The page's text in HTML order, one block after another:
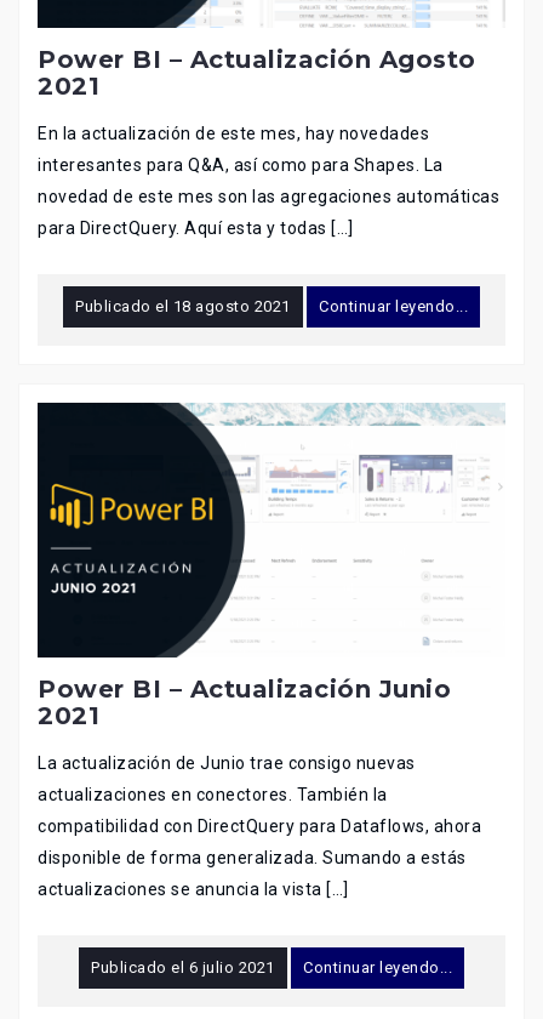
Power BI – Actualización Agosto
2021
En la actualización de este mes, hay novedades
interesantes para Q&A, así como para Shapes. La
novedad de este mes son las agregaciones automáticas
para DirectQuery. Aquí esta y todas […]
Publicado el 18 agosto 2021 Continuar leyendo...
Power BI – Actualización Junio
2021
La actualización de Junio trae consigo nuevas
actualizaciones en conectores. También la
compatibilidad con DirectQuery para Dataflows, ahora
disponible de forma generalizada. Sumando a estás
actualizaciones se anuncia la vista […]
Publicado el 6 julio 2021 Continuar leyendo...